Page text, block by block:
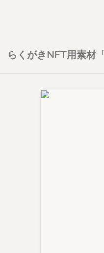
らくがきNFT用素材